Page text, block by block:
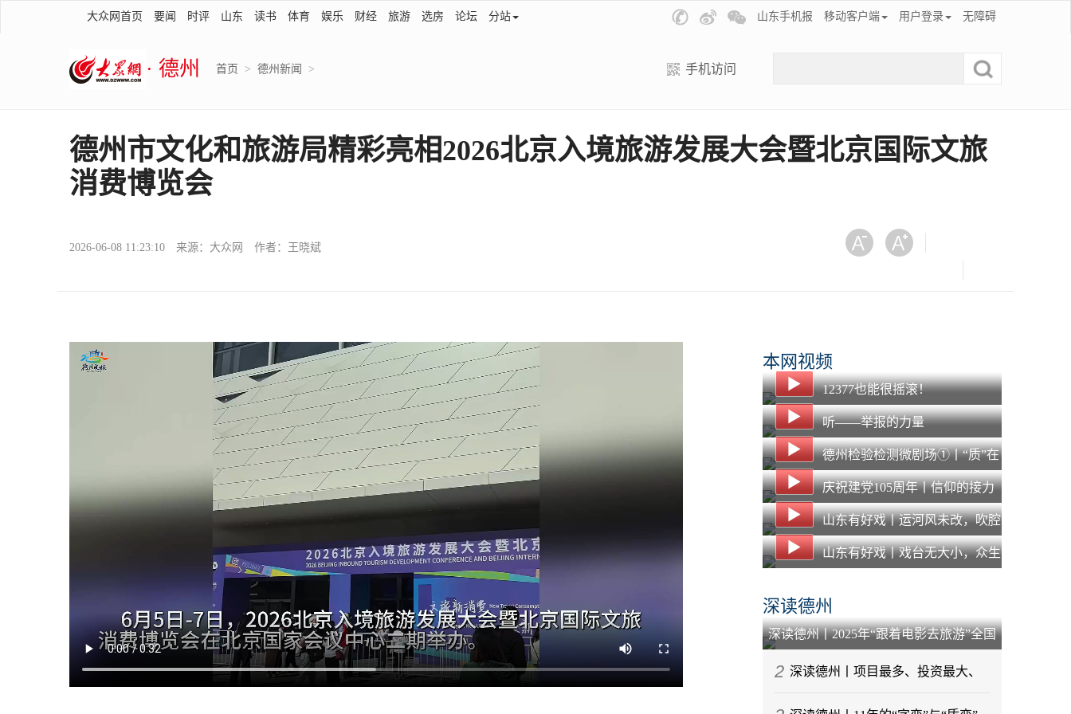
大众网首页 要闻 时评 山东 读书 体育 娱乐 财经 旅游 选房 论坛 分站 山东手机报 移动客户端 用户登录 无障碍
· 德州 首页 > 德州新闻 > 手机访问
德州市文化和旅游局精彩亮相2026北京入境旅游发展大会暨北京国际文旅
消费博览会
2026-06-08 11:23:10 来源：大众网 作者：王晓斌
本网视频
12377也能很摇滚！
听——举报的力量
德州检验检测微剧场①丨“质”在
必得，“惠”企纾困 德州NQI一站
式平台打通质量服务“最后一公
里”
庆祝建党105周年丨信仰的接力
山东有好戏丨运河风未改，吹腔
声犹在：在“主角”之外，看见另
山东有好戏丨戏台无大小，众生
艺路
深读德州
深读德州丨2025年“跟着电影去旅游”全国
启动仪式为何选择在乐陵举行？
2 深读德州丨项目最多、投资最大、